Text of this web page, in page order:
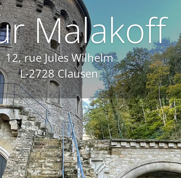
Malakoff
12, rue Jules Wilhelm
L-2728 Clausen